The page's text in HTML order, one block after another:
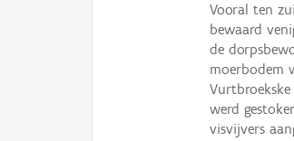
Vooral ten
bewaard
de
moerbodem
werd
visvijvers